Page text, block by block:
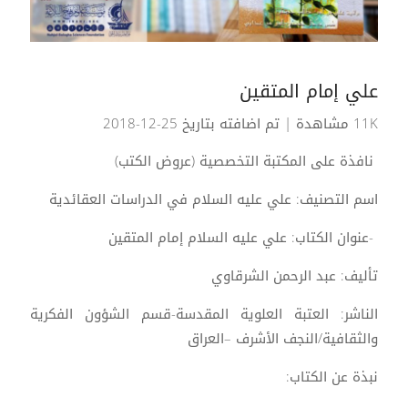
علي إمام المتقين
11K مشاهدة
| تم اضافته بتاريخ 25-12-2018
نافذة على المكتبة التخصصية (عروض الكتب)
اسم التصنيف: علي عليه السلام في الدراسات العقائدية
-عنوان الكتاب: علي عليه السلام إمام المتقين
تأليف: عبد الرحمن الشرقاوي
الناشر: العتبة العلوية المقدسة-قسم الشؤون الفكرية
والثقافية/النجف الأشرف –العراق
نبذة عن الكتاب: